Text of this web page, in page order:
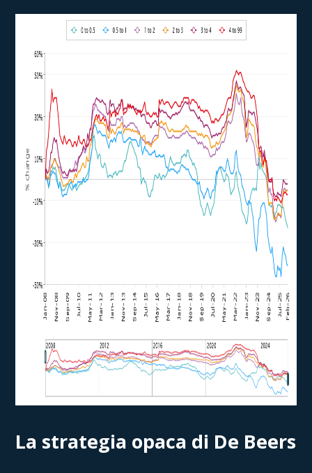
La strategia opaca di De Beers